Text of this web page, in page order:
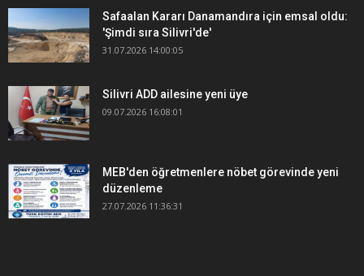
Safaalan Kararı Danamandıra için emsal oldu:
'Şimdi sıra Silivri'de'
31.07.2026 14:00:05
Silivri ADD ailesine yeni üye
09.07.2026 16:08:01
MEB'den öğretmenlere nöbet görevinde yeni
düzenleme
27.07.2026 11:36:31